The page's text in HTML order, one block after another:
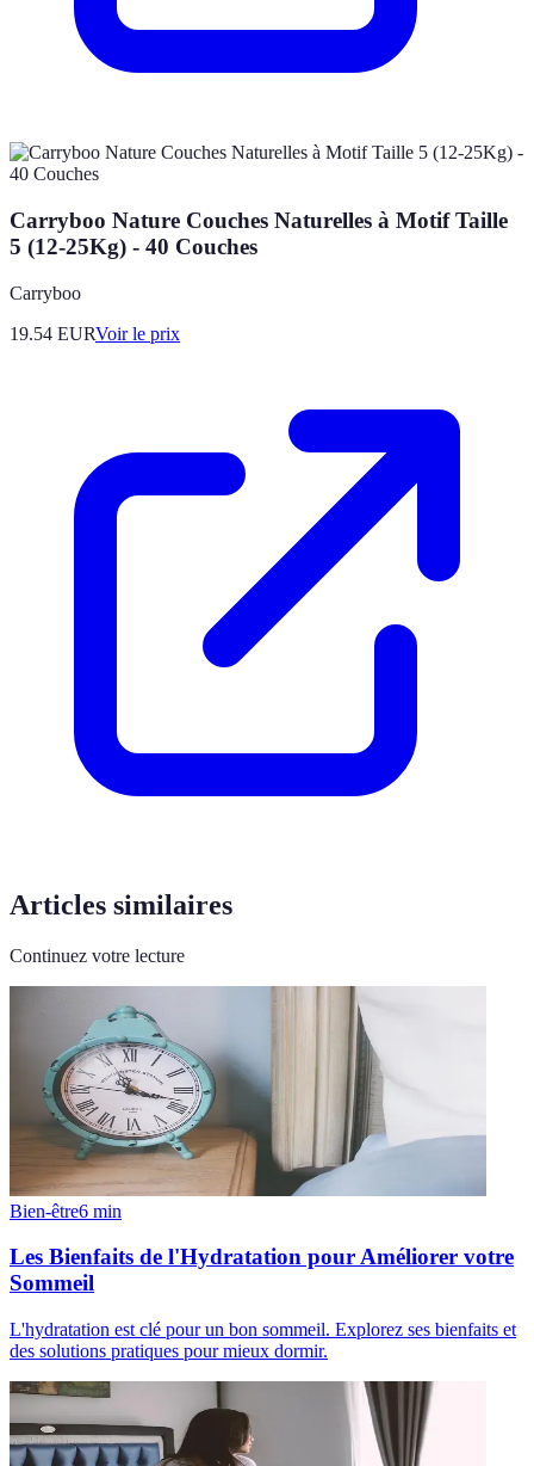
Carryboo Nature Couches Naturelles à Motif Taille
5 (12-25Kg) - 40 Couches
Carryboo
19.54 EURVoir le prix
Articles similaires
Continuez votre lecture
Bien-être6 min
Les Bienfaits de l'Hydratation pour Améliorer votre
Sommeil
L'hydratation est clé pour un bon sommeil. Explorez ses bienfaits et
des solutions pratiques pour mieux dormir.